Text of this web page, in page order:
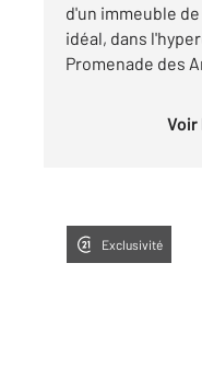
d'un immeuble
idéal, dans
Promenade des
Exclusivité